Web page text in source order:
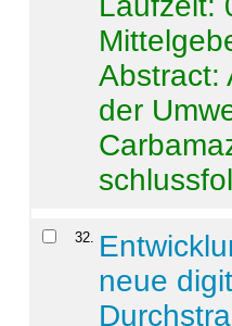
Abstract:
der
32.
neue